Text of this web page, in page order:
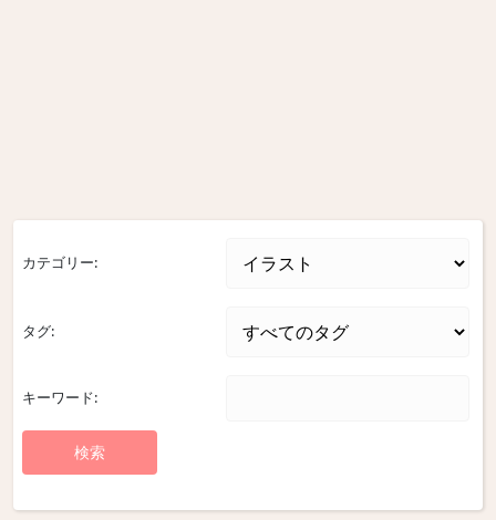
カテゴリー:
タグ:
キーワード: